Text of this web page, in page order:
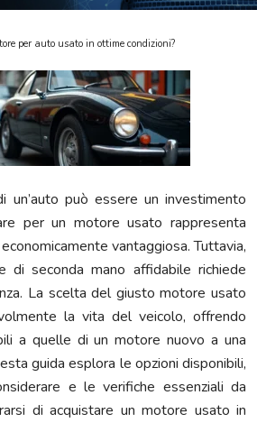
per auto usato in ottime condizioni?
può essere un investimento
per un motore usato rappresenta
vantaggiosa. Tuttavia,
di seconda mano affidabile richiede
La scelta del giusto motore usato
la vita del veicolo, offrendo
a quelle di un motore nuovo a una
guida esplora le opzioni disponibili,
e le verifiche essenziali da
di acquistare un motore usato in